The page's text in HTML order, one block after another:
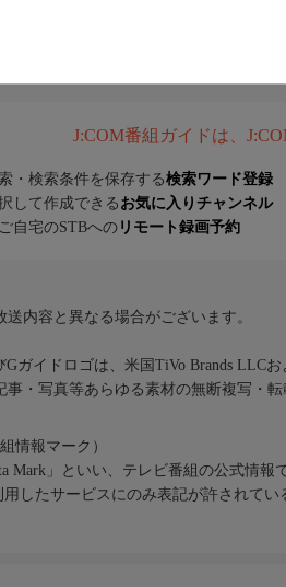
J:COM番組ガイドは、
・検索条件を保存する検索ワード登録
して作成できる お気に入りチャンネル
自宅のSTBへの リモート録画予約
内容と異なる場合がございます。
ガイドロゴは、米国TiVo Brands LLC
・写真等あらゆる素材の無断複写・転
情報マーク）
Mark」といい、テレビ番組の公式情報
用したサービスにのみ表記が許されてい